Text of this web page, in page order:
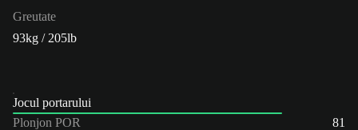
Greutate
93kg / 205lb
Jocul portarului
Plonjon POR
81